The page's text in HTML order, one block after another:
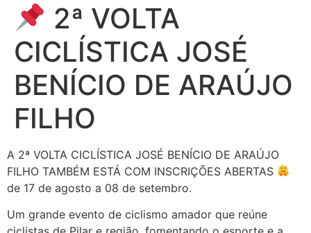
2ª VOLTA
CICLÍSTICA JOSÉ
BENÍCIO DE ARAÚJO
FILHO
A 2ª VOLTA CICLÍSTICA JOSÉ BENÍCIO DE ARAÚJO
FILHO TAMBÉM ESTÁ COM INSCRIÇÕES ABERTAS
de 17 de agosto a 08 de setembro.
Um grande evento de ciclismo amador que reúne